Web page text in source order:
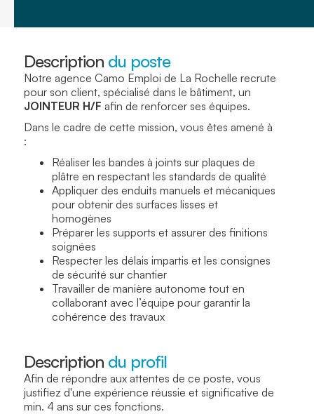
Description du poste
Notre agence Camo Emploi de La Rochelle recrute
pour son client, spécialisé dans le bâtiment, un
JOINTEUR H/F afin de renforcer ses équipes.
Dans le cadre de cette mission, vous êtes amené à
:
Réaliser les bandes à joints sur plaques de
plâtre en respectant les standards de qualité
Appliquer des enduits manuels et mécaniques
pour obtenir des surfaces lisses et
homogènes
Préparer les supports et assurer des finitions
soignées
Respecter les délais impartis et les consignes
de sécurité sur chantier
Travailler de manière autonome tout en
collaborant avec l’équipe pour garantir la
cohérence des travaux
Description du profil
Afin de répondre aux attentes de ce poste, vous
justifiez d'une expérience réussie et significative de
min. 4 ans sur ces fonctions.